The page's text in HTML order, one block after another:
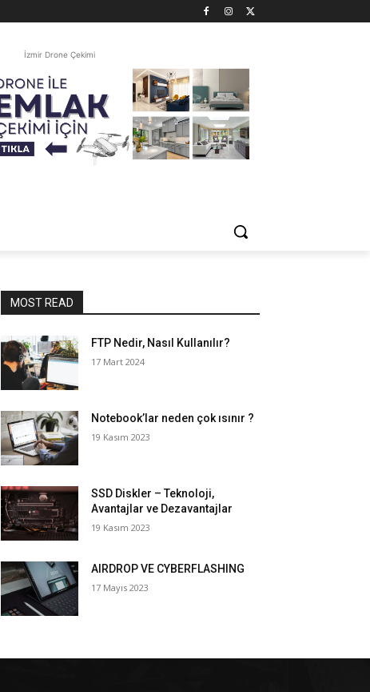
İzmir Drone Çekimi
MOST READ
FTP Nedir, Nasıl Kullanılır?
17 Mart 2024
Notebook’lar neden çok ısınır ?
19 Kasım 2023
SSD Diskler – Teknoloji,
Avantajlar ve Dezavantajlar
19 Kasım 2023
AIRDROP VE CYBERFLASHING
17 Mayıs 2023